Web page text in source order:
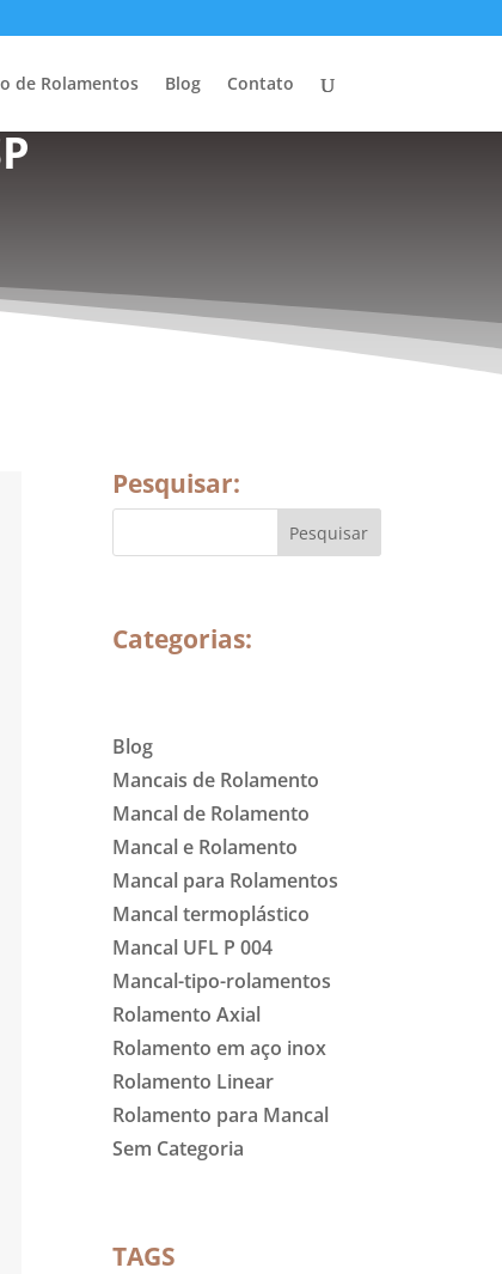
de Rolamentos Blog Contato
Pesquisar:
Categorias:
Blog
Mancais de Rolamento
Mancal de Rolamento
Mancal e Rolamento
Mancal para Rolamentos
Mancal termoplástico
Mancal UFL P 004
Mancal-tipo-rolamentos
Rolamento Axial
Rolamento em aço inox
Rolamento Linear
Rolamento para Mancal
Sem Categoria
TAGS